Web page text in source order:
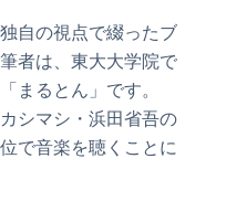
自の視点で綴ったブ
者は、東大大学院で
まるとん」です。
シマシ・浜田省吾の
で音楽を聴くことに